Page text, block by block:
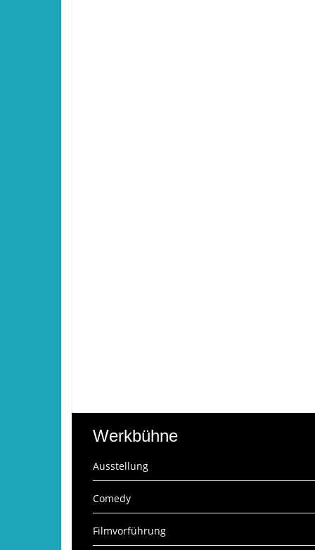
Werkbühne
Ausstellung
Comedy
Filmvorführung